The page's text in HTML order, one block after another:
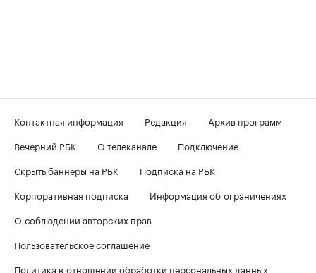
Контактная информация Редакция
Архив программ
Вечерний РБК
О телеканале
Подключение
Скрыть баннеры на РБК
Подписка на РБК
Корпоративная подписка
Информация об ограничениях
О соблюдении авторских прав
Пользовательское соглашение
Политика в отношении обработки персональных данных